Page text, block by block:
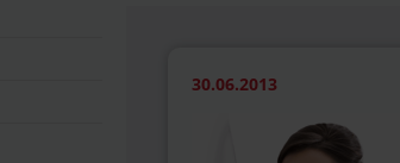
30.06.2013